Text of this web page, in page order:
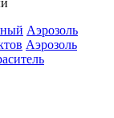
Аэрозоль
Аэрозоль